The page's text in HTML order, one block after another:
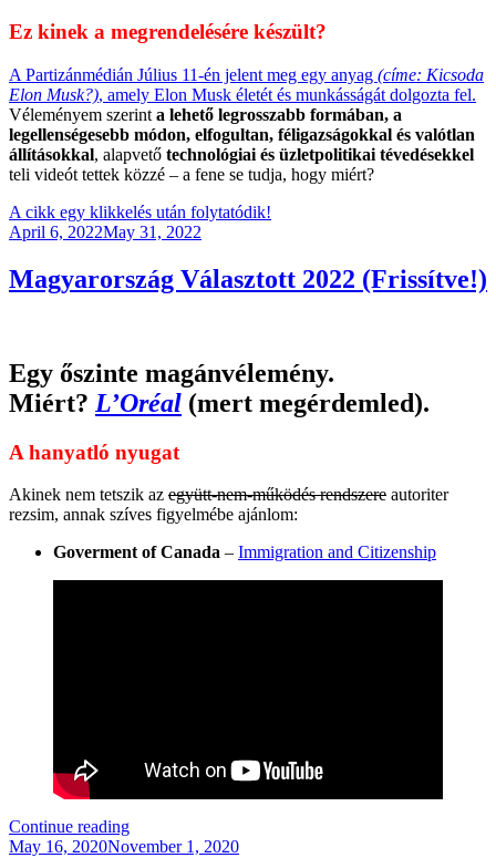
Ez kinek a megrendelésére készült?
A Partizánmédián Július 11-én jelent meg egy anyag (címe: Kicsoda
Elon Musk?), amely Elon Musk életét és munkásságát dolgozta fel.
Véleményem szerint a lehető legrosszabb formában, a
legellenségesebb módon, elfogultan, féligazságokkal és valótlan
állításokkal, alapvető technológiai és üzletpolitikai tévedésekkel
teli videót tettek közzé – a fene se tudja, hogy miért?
A cikk egy klikkelés után folytatódik!
Posted
April 6, 2022May 31, 2022
Magyarország Választott 2022 (Frissítve!)
Egy őszinte magánvélemény.
Miért? L’Oréal (mert megérdemled).
A hanyatló nyugat
Akinek nem tetszik az együtt-nem-működés rendszere autoriter
rezsim, annak szíves figyelmébe ajánlom:
Goverment of Canada – Immigration and Citizenship
Continue reading“Magyarország
Választott
Posted
May 16, 2020November 1, 2020